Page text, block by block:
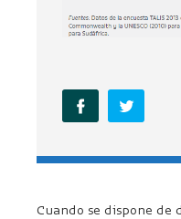
Cuando se dispone de